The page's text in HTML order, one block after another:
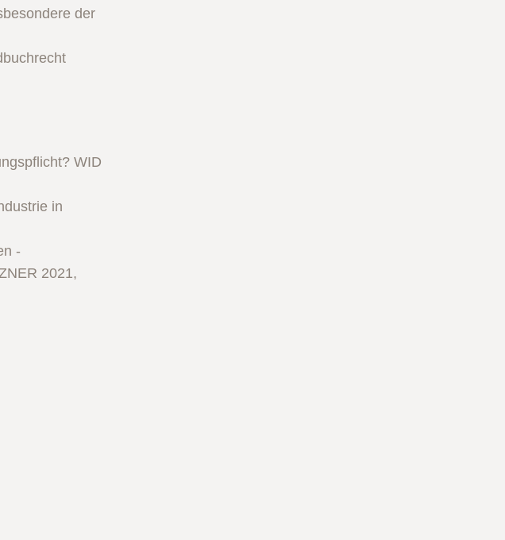
der
WID
in
-
2021,